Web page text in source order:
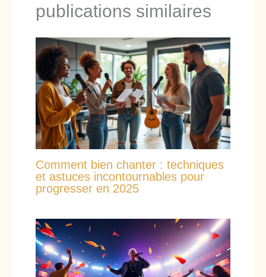
publications similaires
Comment bien chanter : techniques
et astuces incontournables pour
progresser en 2025